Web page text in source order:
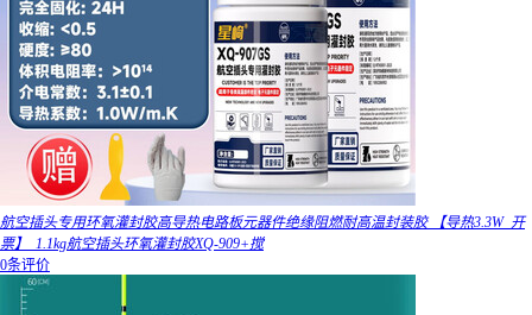
航空插头专用环氧灌封胶高导热电路板元器件绝缘阻燃耐高温封装胶 【导热3.3W_开
票】_1.1kg航空插头环氧灌封胶XQ-909+搅
0条评价